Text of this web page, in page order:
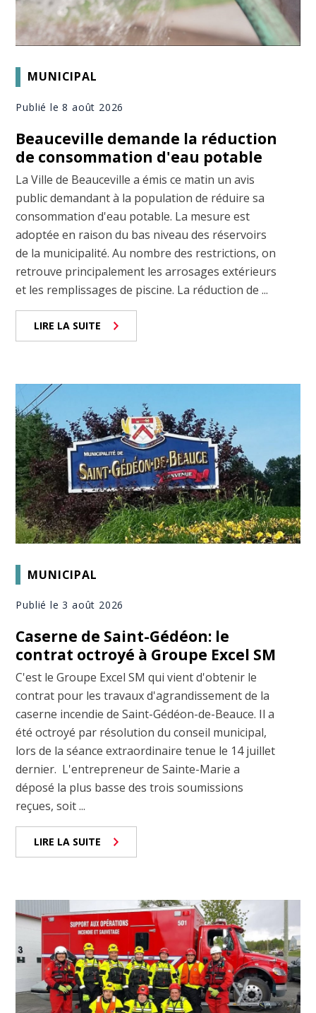
MUNICIPAL
Publié le 8 août 2026
Beauceville demande la réduction
de consommation d'eau potable
La Ville de Beauceville a émis ce matin un avis
public demandant à la population de réduire sa
consommation d'eau potable. La mesure est
adoptée en raison du bas niveau des réservoirs
de la municipalité. Au nombre des restrictions, on
retrouve principalement les arrosages extérieurs
et les remplissages de piscine. La réduction de ...
LIRE LA SUITE
MUNICIPAL
Publié le 3 août 2026
Caserne de Saint-Gédéon: le
contrat octroyé à Groupe Excel SM
C'est le Groupe Excel SM qui vient d'obtenir le
contrat pour les travaux d'agrandissement de la
caserne incendie de Saint-Gédéon-de-Beauce. Il a
été octroyé par résolution du conseil municipal,
lors de la séance extraordinaire tenue le 14 juillet
dernier. L'entrepreneur de Sainte-Marie a
déposé la plus basse des trois soumissions
reçues, soit ...
LIRE LA SUITE